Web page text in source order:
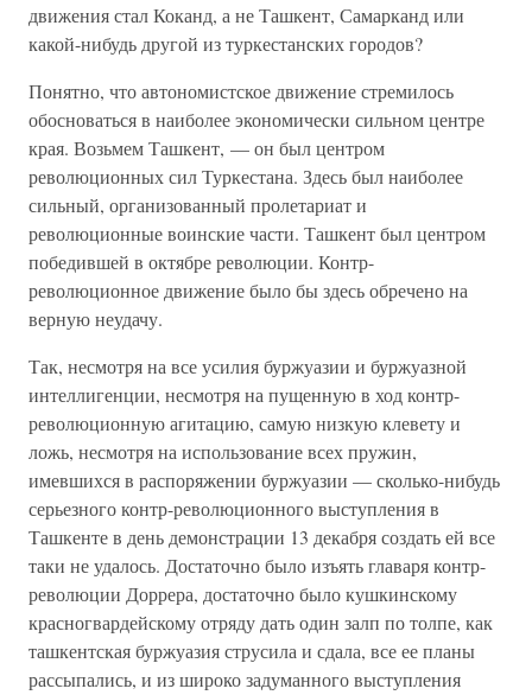
движения стал Коканд, а не Ташкент, Самарканд или
какой-нибудь другой из туркестанских городов?
Понятно, что автономистское движение стремилось
обосноваться в наиболее экономически сильном центре
края. Возьмем Ташкент, — он был центром
революционных сил Туркестана. Здесь был наиболее
сильный, организованный пролетариат и
революционные воинские части. Ташкент был центром
победившей в октябре революции. Контр-
революционное движение было бы здесь обречено на
верную неудачу.
Так, несмотря на все усилия буржуазии и буржуазной
интеллигенции, несмотря на пущенную в ход контр-
революционную агитацию, самую низкую клевету и
ложь, несмотря на использование всех пружин,
имевшихся в распоряжении буржуазии — сколько-нибудь
серьезного контр-революционного выступления в
Ташкенте в день демонстрации 13 декабря создать ей все
таки не удалось. Достаточно было изъять главаря контр-
революции Доррера, достаточно было кушкинскому
красногвардейскому отряду дать один залп по толпе, как
ташкентская буржуазия струсила и сдала, все ее планы
рассыпались, и из широко задуманного выступления